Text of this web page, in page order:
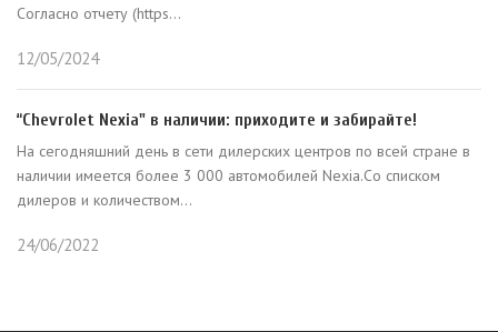
Согласно отчету (https...
12/05/2024
“Chevrolet Nexia" в наличии: приходите и забирайте!
На сегодняшний день в сети дилерских центров по всей стране в
наличии имеется более 3 000 автомобилей Nexia.Со списком
дилеров и количеством...
24/06/2022